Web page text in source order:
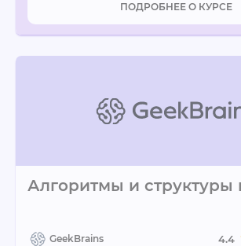
ПОДРОБНЕЕ О КУРСЕ
Алгоритмы и структуры
GeekBrains 4.4